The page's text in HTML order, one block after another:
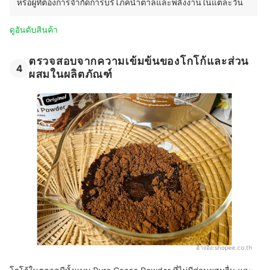
ดูอันดับสินค้า
4
ตรวจสอบจากความเข้มข้นของโกโก้และส่วน
ผสมในผลิตภัณฑ์
อ้างอิง:shopee.co.th